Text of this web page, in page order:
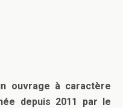
ouvrage à caractère
depuis 2011 par le